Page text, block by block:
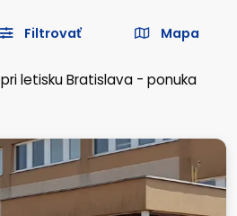
Filtrovať Mapa
pri letisku Bratislava - ponuka